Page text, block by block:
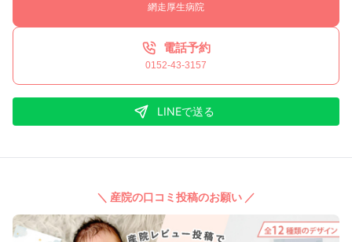
網走厚生病院
電話予約
0152-43-3157
LINEで送る
＼ 産院の口コミ投稿のお願い ／